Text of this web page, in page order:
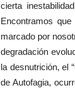
cierta
Encontramos
marcado por
degradación
la desnutrición, el
de Autofagia,